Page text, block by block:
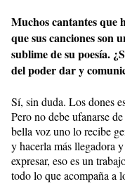
Muchos cantantes que
que sus canciones son
sublime de su poesía.
del poder dar y
Sí, sin duda. Los dones
Pero no debe ufanarse
bella voz uno lo recibe
y hacerla más llegadora
expresar, eso es un
todo lo que acompaña a